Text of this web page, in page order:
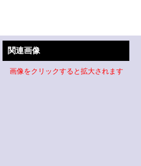
関連画像
画像をクリックすると拡大されます